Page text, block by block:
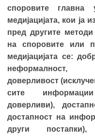
споровите главна
медијацијата, кои ја
преддругите
на споровите или
медијацијата се:
доверливост
сите
доверливи),
достапност на
други постапки),